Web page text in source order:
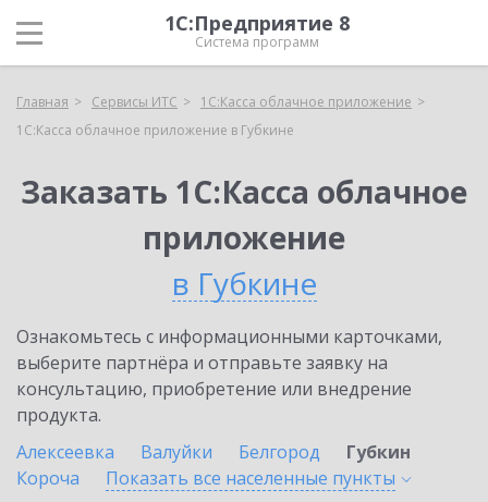
1С:Предприятие 8
Система программ
Главная Сервисы ИТС
1С:Касса облачное приложение
1С:Касса облачное приложение в Губкине
Заказать 1С:Касса облачное
приложение
в Губкине
Ознакомьтесь с информационными карточками,
выберите партнёра и отправьте заявку на
консультацию, приобретение или внедрение
продукта.
Алексеевка
Валуйки Белгород
Губкин
Короча
Показать все населенные пункты